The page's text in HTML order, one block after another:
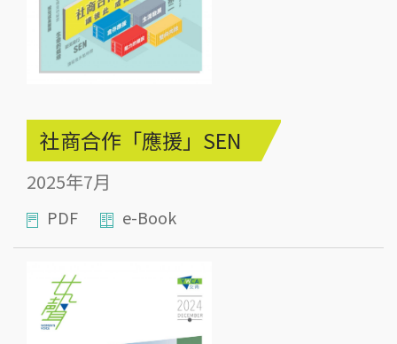
社商合作「應援」SEN
2025年7月
PDF e-Book